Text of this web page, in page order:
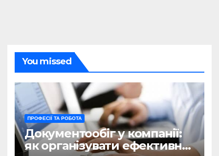
You missed
ПРОФЕСІЇ ТА РОБОТА
Документообіг у компанії:
як організувати ефективну